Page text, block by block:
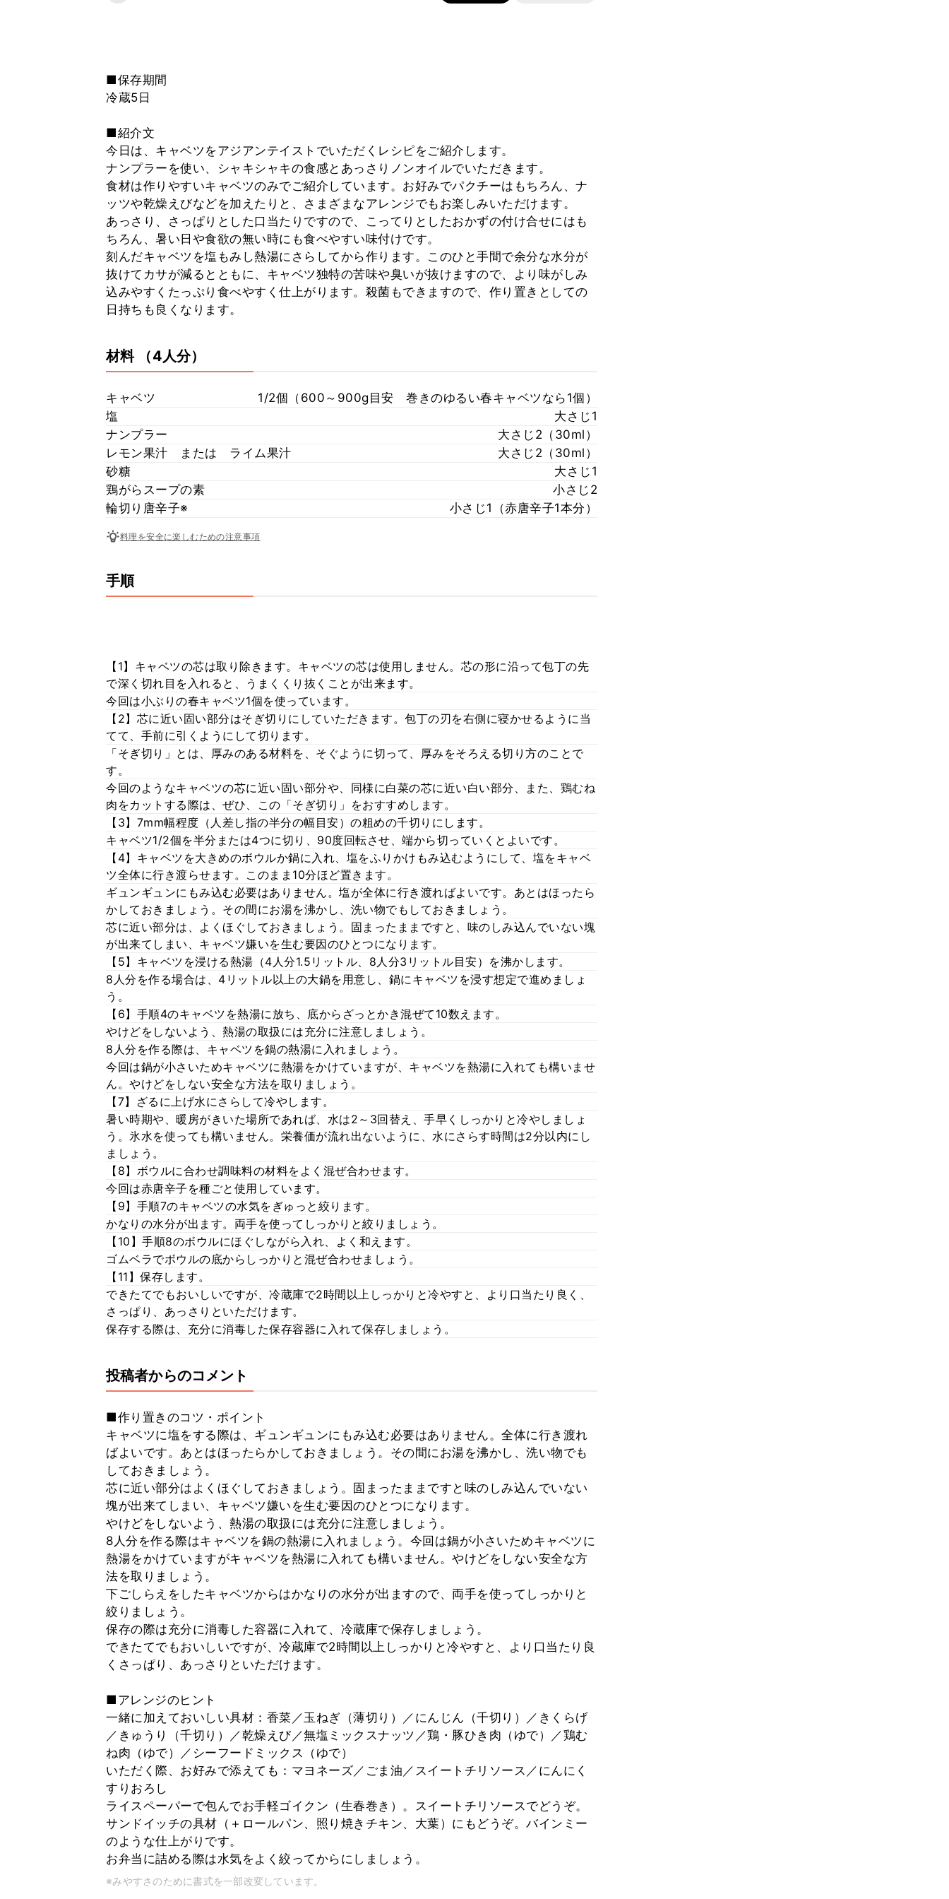
■保存期間
冷蔵5日
■紹介文
今日は、キャベツをアジアンテイストでいただくレシピをご紹介します。
ナンプラーを使い、シャキシャキの食感とあっさりノンオイルでいただきます。
食材は作りやすいキャベツのみでご紹介しています。お好みでパクチーはもちろん、ナ
ッツや乾燥えびなどを加えたりと、さまざまなアレンジでもお楽しみいただけます。
あっさり、さっぱりとした口当たりですので、こってりとしたおかずの付け合せにはも
ちろん、暑い日や食欲の無い時にも食べやすい味付けです。
刻んだキャベツを塩もみし熱湯にさらしてから作ります。このひと手間で余分な水分が
抜けてカサが減るとともに、キャベツ独特の苦味や臭いが抜けますので、より味がしみ
込みやすくたっぷり食べやすく仕上がります。殺菌もできますので、作り置きとしての
日持ちも良くなります。
材料 （4人分）
キャベツ
1/2個（600～900g目安 巻きのゆるい春キャベツなら1個）
塩
大さじ1
ナンプラー
大さじ2（30ml）
レモン果汁 または ライム果汁
大さじ2（30ml）
砂糖
大さじ1
鶏がらスープの素
小さじ2
輪切り唐辛子※
小さじ1（赤唐辛子1本分）
料理を安全に楽しむための注意事項
手順
【1】キャベツの芯は取り除きます。キャベツの芯は使用しません。芯の形に沿って包丁の先
で深く切れ目を入れると、うまくくり抜くことが出来ます。
今回は小ぶりの春キャベツ1個を使っています。
【2】芯に近い固い部分はそぎ切りにしていただきます。包丁の刃を右側に寝かせるように当
てて、手前に引くようにして切ります。
「そぎ切り」とは、厚みのある材料を、そぐように切って、厚みをそろえる切り方のことで
す。
今回のようなキャベツの芯に近い固い部分や、同様に白菜の芯に近い白い部分、また、鶏むね
肉をカットする際は、ぜひ、この「そぎ切り」をおすすめします。
【3】7mm幅程度（人差し指の半分の幅目安）の粗めの千切りにします。
キャベツ1/2個を半分または4つに切り、90度回転させ、端から切っていくとよいです。
【4】キャベツを大きめのボウルか鍋に入れ、塩をふりかけもみ込むようにして、塩をキャベ
ツ全体に行き渡らせます。このまま10分ほど置きます。
ギュンギュンにもみ込む必要はありません。塩が全体に行き渡ればよいです。あとはほったら
かしておきましょう。その間にお湯を沸かし、洗い物でもしておきましょう。
芯に近い部分は、よくほぐしておきましょう。固まったままですと、味のしみ込んでいない塊
が出来てしまい、キャベツ嫌いを生む要因のひとつになります。
【5】キャベツを浸ける熱湯（4人分1.5リットル、8人分3リットル目安）を沸かします。
8人分を作る場合は、4リットル以上の大鍋を用意し、鍋にキャベツを浸す想定で進めましょ
う。
【6】手順4のキャベツを熱湯に放ち、底からざっとかき混ぜて10数えます。
やけどをしないよう、熱湯の取扱には充分に注意しましょう。
8人分を作る際は、キャベツを鍋の熱湯に入れましょう。
今回は鍋が小さいためキャベツに熱湯をかけていますが、キャベツを熱湯に入れても構いませ
ん。やけどをしない安全な方法を取りましょう。
【7】ざるに上げ水にさらして冷やします。
暑い時期や、暖房がきいた場所であれば、水は2～3回替え、手早くしっかりと冷やしましょ
う。氷水を使っても構いません。栄養価が流れ出ないように、水にさらす時間は2分以内にし
ましょう。
【8】ボウルに合わせ調味料の材料をよく混ぜ合わせます。
今回は赤唐辛子を種ごと使用しています。
【9】手順7のキャベツの水気をぎゅっと絞ります。
かなりの水分が出ます。両手を使ってしっかりと絞りましょう。
【10】手順8のボウルにほぐしながら入れ、よく和えます。
ゴムベラでボウルの底からしっかりと混ぜ合わせましょう。
【11】保存します。
できたてでもおいしいですが、冷蔵庫で2時間以上しっかりと冷やすと、より口当たり良く、
さっぱり、あっさりといただけます。
保存する際は、充分に消毒した保存容器に入れて保存しましょう。
投稿者からのコメント
■作り置きのコツ・ポイント
キャベツに塩をする際は、ギュンギュンにもみ込む必要はありません。全体に行き渡れ
ばよいです。あとはほったらかしておきましょう。その間にお湯を沸かし、洗い物でも
しておきましょう。
芯に近い部分はよくほぐしておきましょう。固まったままですと味のしみ込んでいない
塊が出来てしまい、キャベツ嫌いを生む要因のひとつになります。
やけどをしないよう、熱湯の取扱には充分に注意しましょう。
8人分を作る際はキャベツを鍋の熱湯に入れましょう。今回は鍋が小さいためキャベツに
熱湯をかけていますがキャベツを熱湯に入れても構いません。やけどをしない安全な方
法を取りましょう。
下ごしらえをしたキャベツからはかなりの水分が出ますので、両手を使ってしっかりと
絞りましょう。
保存の際は充分に消毒した容器に入れて、冷蔵庫で保存しましょう。
できたてでもおいしいですが、冷蔵庫で2時間以上しっかりと冷やすと、より口当たり良
くさっぱり、あっさりといただけます。
■アレンジのヒント
一緒に加えておいしい具材：香菜／玉ねぎ（薄切り）／にんじん（千切り）／きくらげ
／きゅうり（千切り）／乾燥えび／無塩ミックスナッツ／鶏・豚ひき肉（ゆで）／鶏む
ね肉（ゆで）／シーフードミックス（ゆで）
いただく際、お好みで添えても：マヨネーズ／ごま油／スイートチリソース／にんにく
すりおろし
ライスペーパーで包んでお手軽ゴイクン（生春巻き）。スイートチリソースでどうぞ。
サンドイッチの具材（＋ロールパン、照り焼きチキン、大葉）にもどうぞ。バインミー
のような仕上がりです。
お弁当に詰める際は水気をよく絞ってからにしましょう。
※みやすさのために書式を一部改変しています。